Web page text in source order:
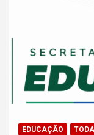
EDUCAÇÃO